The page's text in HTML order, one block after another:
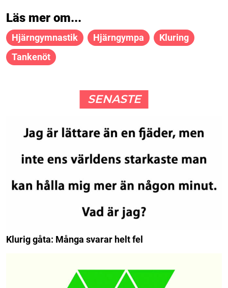
Läs mer om...
Hjärngymnastik Hjärngympa
Kluring
Tankenöt
SENASTE
Klurig gåta: Många svarar helt fel